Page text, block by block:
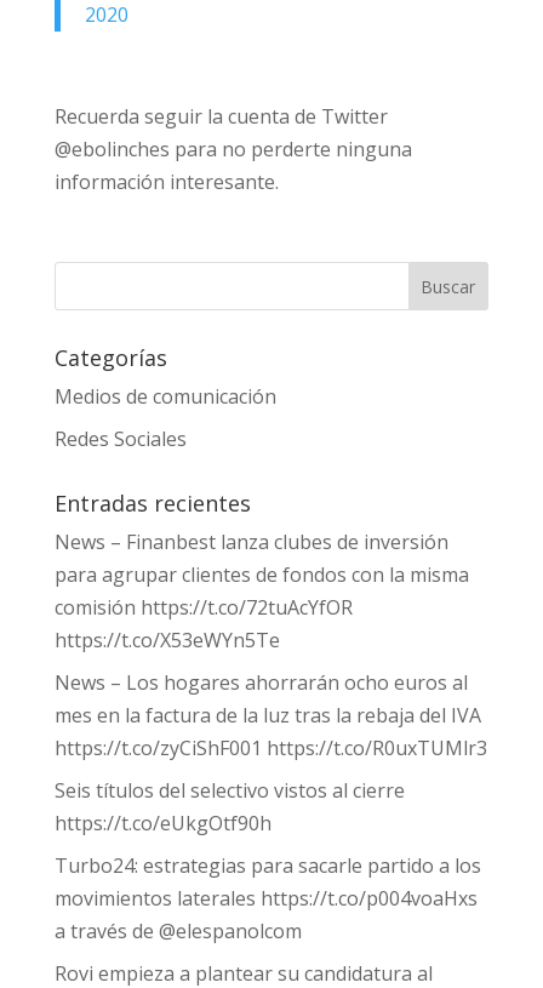
2020
Recuerda seguir la cuenta de Twitter
@ebolinches para no perderte ninguna
información interesante.
Categorías
Medios de comunicación
Redes Sociales
Entradas recientes
News – Finanbest lanza clubes de inversión
para agrupar clientes de fondos con la misma
comisión https://t.co/72tuAcYfOR
https://t.co/X53eWYn5Te
News – Los hogares ahorrarán ocho euros al
mes en la factura de la luz tras la rebaja del IVA
https://t.co/zyCiShF001 https://t.co/R0uxTUMlr3
Seis títulos del selectivo vistos al cierre
https://t.co/eUkgOtf90h
Turbo24: estrategias para sacarle partido a los
movimientos laterales https://t.co/p004voaHxs
a través de @elespanolcom
Rovi empieza a plantear su candidatura al